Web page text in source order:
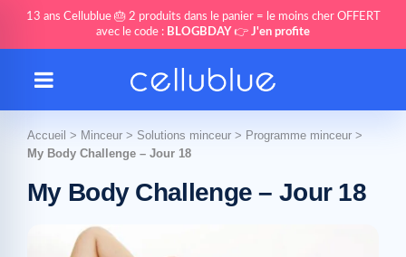
13 ans Cellublue 🎂 2 produits dans le panier = le moins cher OFFERT
avec le code : BLOGBDAY 👉 J'en profite
Accueil > Minceur > Solutions minceur > Programme minceur >
My Body Challenge – Jour 18
My Body Challenge – Jour 18